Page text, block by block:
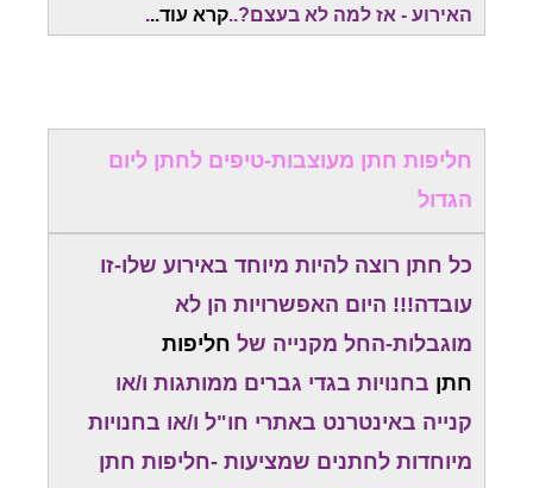
האירוע - אז למה לא בעצם?..קרא עוד...
חליפות חתן מעוצבות-טיפים לחתן ליום
הגדול
כל חתן רוצה להיות מיוחד באירוע שלו-זו
עובדה!!! היום האפשרויות הן לא
מוגבלות-החל מקנייה של חליפות
חתן בחנויות בגדי גברים ממותגות ו/או
קנייה באינטרנט באתרי חו"ל ו/או בחנויות
מיוחדות לחתנים שמציעות -חליפות חתן